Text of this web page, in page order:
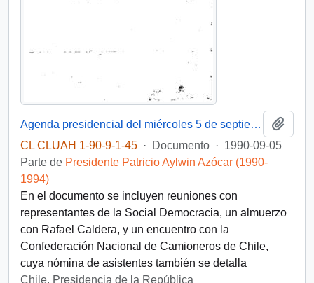
Agenda presidencial del miércoles 5 de septiembre de 1990
CL CLUAH 1-90-9-1-45 · Documento · 1990-09-05
Parte de Presidente Patricio Aylwin Azócar (1990-
1994)
En el documento se incluyen reuniones con
representantes de la Social Democracia, un almuerzo
con Rafael Caldera, y un encuentro con la
Confederación Nacional de Camioneros de Chile,
cuya nómina de asistentes también se detalla
Chile. Presidencia de la República